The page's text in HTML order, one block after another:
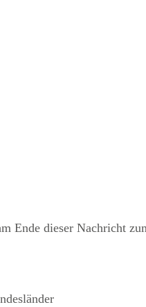
Ende dieser Nachricht